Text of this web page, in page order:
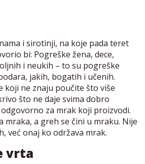
i sirotinji, na koje pada teret
bi: Pogreške žena, dece,
i neukih – to su pogreške
jakih, bogatih i učenih.
koji ne znaju poučite što više
što ne daje svima dobro
za mrak koji proizvodi.
mraka, a greh se čini u mraku. Nije
već onaj ko održava mrak.
vrta